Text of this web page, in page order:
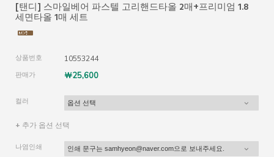
[탠디] 스마일베어 파스텔 고리핸드타올 2매+프리미엄 1.8
세면타올 1매 세트
상품번호 10553244
판매가 ￦25,600
컬러
+ 추가 옵션 선택
나염인쇄